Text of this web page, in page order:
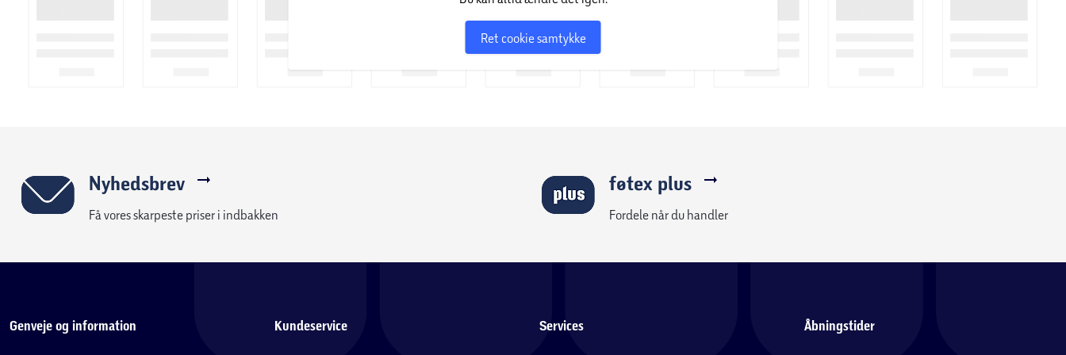
Ret cookie samtykke
Nyhedsbrev
Få vores skarpeste priser i indbakken
føtex plus
Fordele når du handler
Genveje og information Kundeservice Services Åbningstider